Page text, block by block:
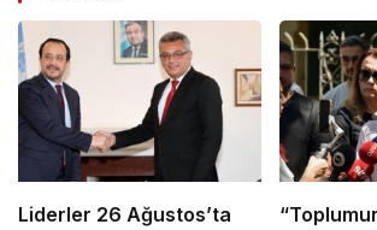
Liderler 26 Ağustos’ta